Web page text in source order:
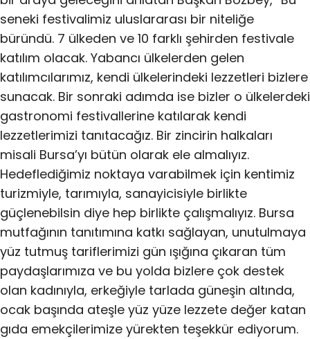
seneki festivalimiz uluslararası bir niteliğe
büründü. 7 ülkeden ve 10 farklı şehirden festivale
katılım olacak. Yabancı ülkelerden gelen
katılımcılarımız, kendi ülkelerindeki lezzetleri bizlere
sunacak. Bir sonraki adımda ise bizler o ülkelerdeki
gastronomi festivallerine katılarak kendi
lezzetlerimizi tanıtacağız. Bir zincirin halkaları
misali Bursa’yı bütün olarak ele almalıyız.
Hedeflediğimiz noktaya varabilmek için kentimiz
turizmiyle, tarımıyla, sanayicisiyle birlikte
güçlenebilsin diye hep birlikte çalışmalıyız. Bursa
mutfağının tanıtımına katkı sağlayan, unutulmaya
yüz tutmuş tariflerimizi gün ışığına çıkaran tüm
paydaşlarımıza ve bu yolda bizlere çok destek
olan kadınıyla, erkeğiyle tarlada güneşin altında,
ocak başında ateşle yüz yüze lezzete değer katan
gıda emekçilerimize yürekten teşekkür ediyorum.